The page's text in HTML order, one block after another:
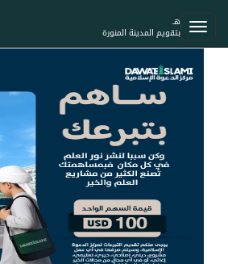
هـ
بتقويم المدينة المنورة